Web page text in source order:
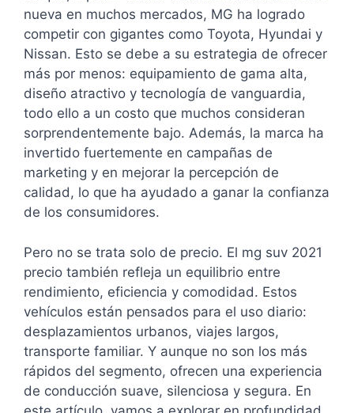
nueva en muchos mercados, MG ha logrado
competir con gigantes como Toyota, Hyundai y
Nissan. Esto se debe a su estrategia de ofrecer
más por menos: equipamiento de gama alta,
diseño atractivo y tecnología de vanguardia,
todo ello a un costo que muchos consideran
sorprendentemente bajo. Además, la marca ha
invertido fuertemente en campañas de
marketing y en mejorar la percepción de
calidad, lo que ha ayudado a ganar la confianza
de los consumidores.
Pero no se trata solo de precio. El mg suv 2021
precio también refleja un equilibrio entre
rendimiento, eficiencia y comodidad. Estos
vehículos están pensados para el uso diario:
desplazamientos urbanos, viajes largos,
transporte familiar. Y aunque no son los más
rápidos del segmento, ofrecen una experiencia
de conducción suave, silenciosa y segura. En